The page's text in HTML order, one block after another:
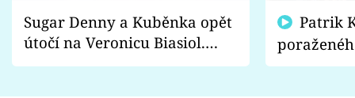
Sugar Denny a Kuběnka opět
útočí na Veronicu Biasiol.
Proč je podle nich falešná a
fanoušci